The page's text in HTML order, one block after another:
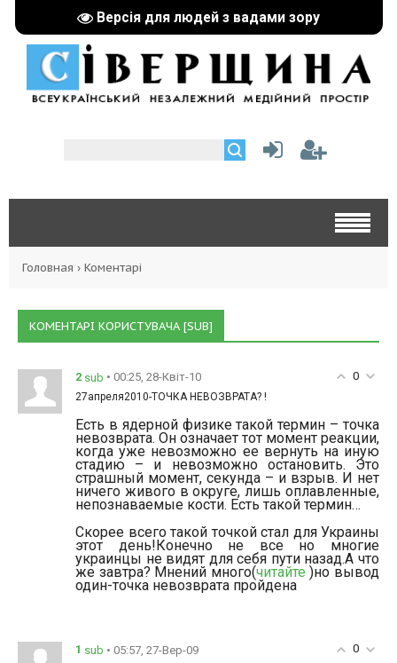
Версія для людей з вадами зору
Головная › Коментарі
КОМЕНТАРІ КОРИСТУВАЧА [SUB]
0
2 sub • 00:25, 28-Квіт-10
27апреля2010-ТОЧКА НЕВОЗВРАТА? !
Есть в ядерной физике такой термин – точка
невозврата. Он означает тот момент реакции,
когда уже невозможно ее вернуть на иную
стадию – и невозможно остановить. Это
страшный момент, секунда – и взрыв. И нет
ничего живого в округе, лишь оплавленные,
непознаваемые кости. Есть такой термин…
Скорее всего такой точкой стал для Украины
этот день!Конечно не все но многие
украинцы не видят для себя пути назад.А что
же завтра? Мнений много(читайте)но вывод
один-точка невозврата пройдена
0
1 sub • 05:57, 27-Вер-09